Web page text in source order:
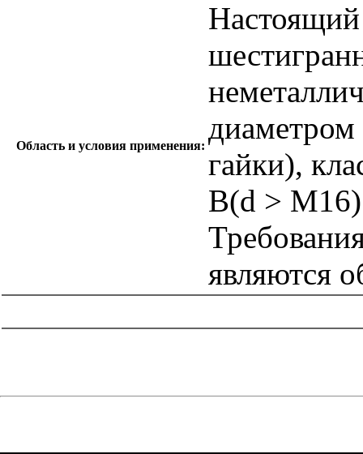
Область и условия применения:
Настоящий
гайки),
B(d >
являются